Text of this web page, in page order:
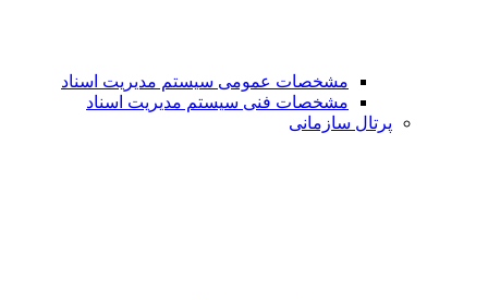
مشخصات عمومی سیستم مدیریت اسناد
مشخصات فنی سیستم مدیریت اسناد
پرتال سازمانی